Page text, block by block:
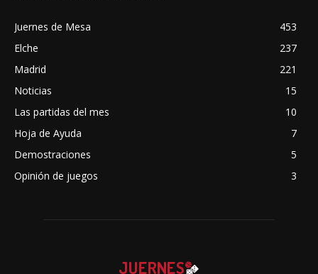
Juernes de Mesa
453
Elche
237
Madrid
221
Noticias
15
Las partidas del mes
10
Hoja de Ayuda
7
Demostraciones
5
Opinión de juegos
3